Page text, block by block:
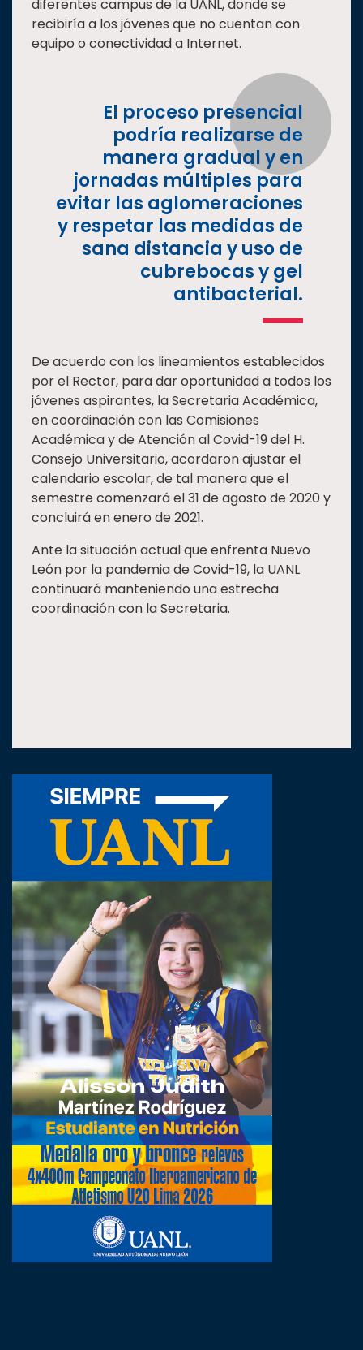
diferentes campus de la UANL, donde se
recibiría a los jóvenes que no cuentan con
equipo o conectividad a Internet.
El proceso presencial
podría realizarse de
manera gradual y en
jornadas múltiples para
evitar las aglomeraciones
y respetar las medidas de
sana distancia y uso de
cubrebocas y gel
antibacterial.
De acuerdo con los lineamientos establecidos
por el Rector, para dar oportunidad a todos los
jóvenes aspirantes, la Secretaria Académica,
en coordinación con las Comisiones
Académica y de Atención al Covid-19 del H.
Consejo Universitario, acordaron ajustar el
calendario escolar, de tal manera que el
semestre comenzará el 31 de agosto de 2020 y
concluirá en enero de 2021.
Ante la situación actual que enfrenta Nuevo
León por la pandemia de Covid-19, la UANL
continuará manteniendo una estrecha
coordinación con la Secretaria.